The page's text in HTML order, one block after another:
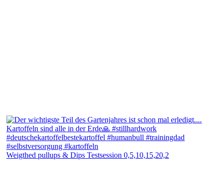
Weigthed pullups & Dips Testsession 0,5,10,15,20,2